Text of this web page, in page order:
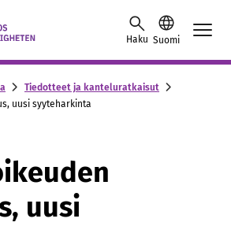
Haku Suomi
Tiedotteet ja kanteluratkaisut
uusi syyteharkinta
uusi